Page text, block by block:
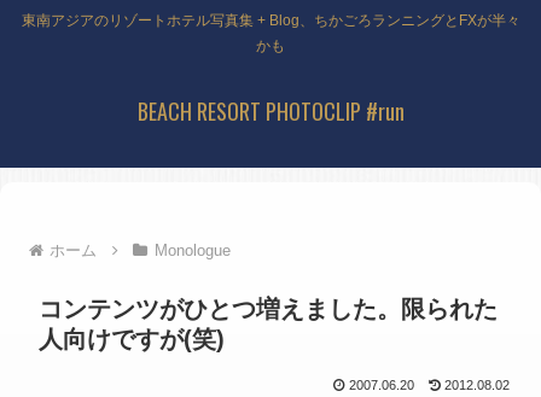
東南アジアのリゾートホテル写真集 + Blog、ちかごろランニングとFXが半々
かも
BEACH RESORT PHOTOCLIP #run
ホーム Monologue
コンテンツがひとつ増えました。限られた
人向けですが(笑)
2007.06.20 2012.08.02